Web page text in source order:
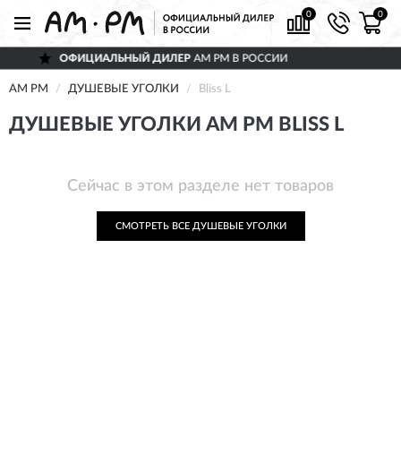
0 0
ОФИЦИАЛЬНЫЙ ДИЛЕРAM PM В РОССИИ
AM PM ДУШЕВЫЕ УГОЛКИ Bliss L
ДУШЕВЫЕ УГОЛКИ AM PM BLISS L
Сейчас в этом разделе нет товаров
СМОТРЕТЬ ВСЕ ДУШЕВЫЕ УГОЛКИ